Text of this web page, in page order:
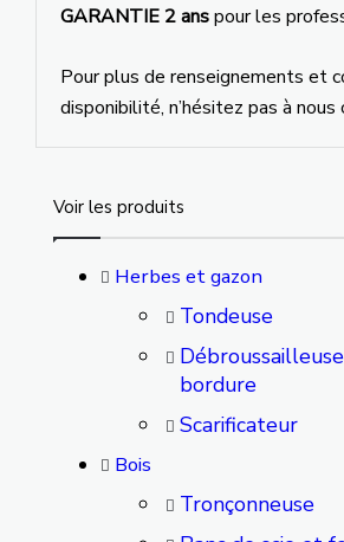
GARANTIE 2 anspour les
Pour plus de renseignements et
disponibilité, n’hésitez pas à
Voir les produits
Herbes et gazon
Tondeuse
bordure
Scarificateur
Bois
Tronçonneuse